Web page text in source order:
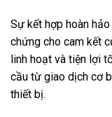
Sự kết hợp hoàn
chứng cho cam kết
linh hoạt và tiện lợi
cầu từ giao dịch cơ
thiết bị.